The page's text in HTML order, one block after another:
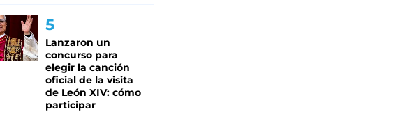
Lanzaron un
concurso para
elegir la canción
oficial de la visita
de León XIV: cómo
participar